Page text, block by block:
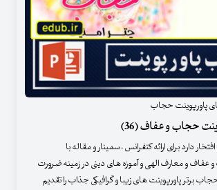
پاورپوینت حجاب
حجاب و عفاف (36)
دارد برای ارائه کنفرانس ، سمینار و مقاله با
و معارف الهی و آموزه های دینی در زمینه ضرورت
برتر پاورپوینت های زیبا و گرافیکی جذاب را تقدیم